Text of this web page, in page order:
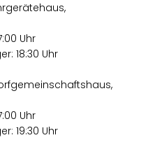
Uhr
18:30 Uhr
Uhr
19:30 Uhr